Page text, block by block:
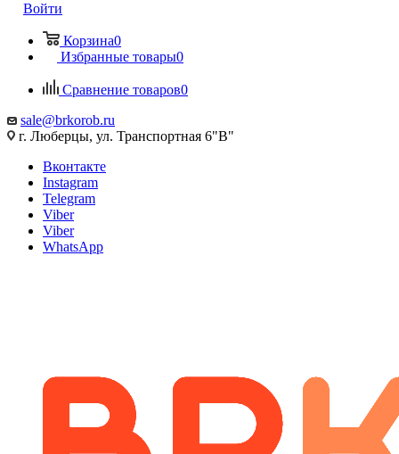
Войти
Корзина0
Избранные товары0
Сравнение товаров0
sale@brkorob.ru
г. Люберцы, ул. Транспортная 6"В"
Вконтакте
Instagram
Telegram
Viber
Viber
WhatsApp